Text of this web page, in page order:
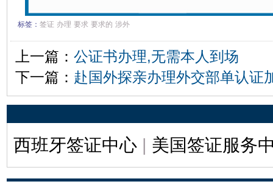
标签： 签证 办理 要求 要求的 涉外
上一篇： 公证书办理,无需本人到场
下一篇： 赴国外探亲办理外交部单认证
西班牙签证中心 | 美国签证服务